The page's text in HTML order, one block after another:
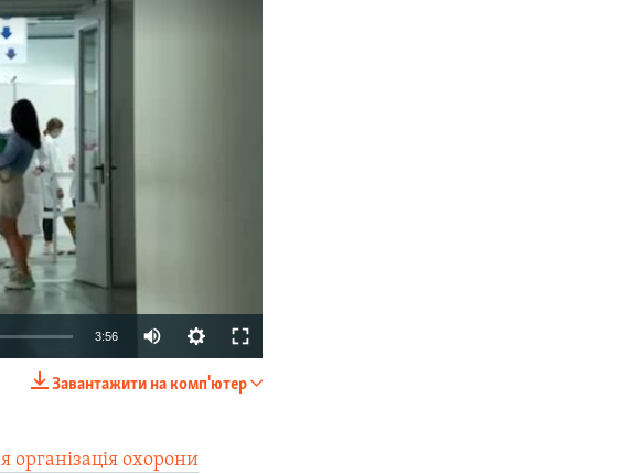
3:56
Завантажити на комп'ютер
організація охорони